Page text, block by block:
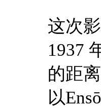
这次
1937
的距
以